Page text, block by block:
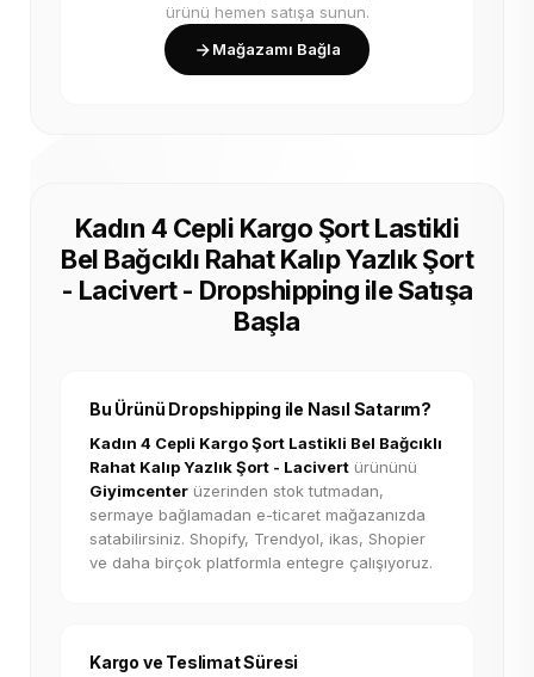
ürünü hemen satışa sunun.
Mağazamı Bağla
Kadın 4 Cepli Kargo Şort Lastikli
Bel Bağcıklı Rahat Kalıp Yazlık Şort
- Lacivert - Dropshipping ile Satışa
Başla
Bu Ürünü Dropshipping ile Nasıl Satarım?
Kadın 4 Cepli Kargo Şort Lastikli Bel Bağcıklı
Rahat Kalıp Yazlık Şort - Lacivert ürününü
Giyimcenter üzerinden stok tutmadan,
sermaye bağlamadan e-ticaret mağazanızda
satabilirsiniz. Shopify, Trendyol, ikas, Shopier
ve daha birçok platformla entegre çalışıyoruz.
Kargo ve Teslimat Süresi